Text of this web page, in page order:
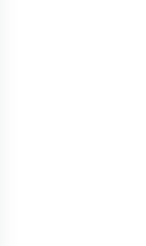
합성 백과 달리 음식이나
이나 식물처럼 환기가 필
하고 신선하며 좋은 상태
자루 가방은 일회용 플라
처럼 느껴질 수도 있지만)
있어 지속적인 재구매가
니다. 또한 고품질의 자루
는 소비자나 장기적인 지
개는 시간이 지남에 따라
자루 가방을 사용하는 가